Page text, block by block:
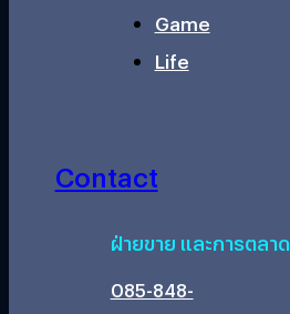
Game
Life
Contact
ฝ่ายขาย และการตลาด
085-848-